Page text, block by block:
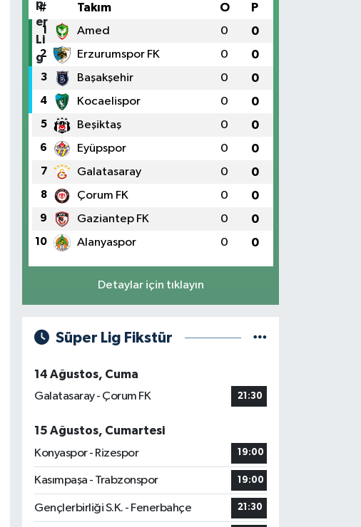
# Takım O P
1 Amed 0 0
2 Erzurumspor FK 0 0
3 Başakşehir 0 0
4 Kocaelispor 0 0
5 Beşiktaş 0 0
6 Eyüpspor 0 0
7 Galatasaray 0 0
8 Çorum FK 0 0
9 Gaziantep FK 0 0
10 Alanyaspor 0 0
Detaylar için tıklayın
Süper Lig Fikstür
14 Ağustos, Cuma
Galatasaray - Çorum FK
21:30
15 Ağustos, Cumartesi
Konyaspor - Rizespor
19:00
Kasımpaşa - Trabzonspor 19:00
Gençlerbirliği S.K. - Fenerbahçe 21:30